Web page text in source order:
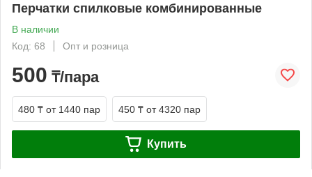
Перчатки спилковые комбинированные
В наличии
Код: 68
Опт и розница
500 ₸/пара
480 ₸ от 1440 пар 450 ₸ от 4320 пар
Купить